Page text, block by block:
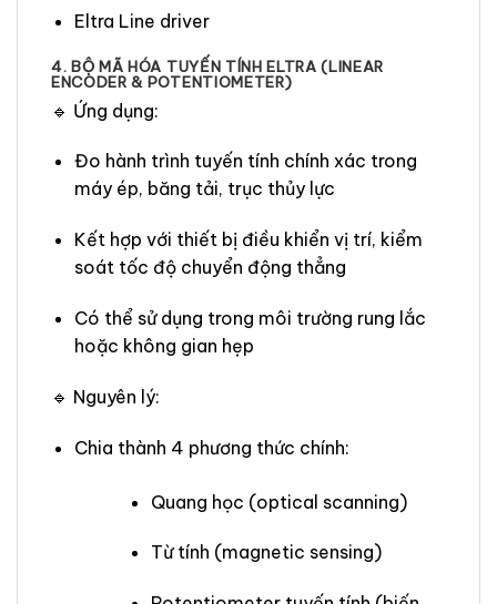
Eltra Line driver
4. BỘ MÃ HÓA TUYẾN TÍNH ELTRA (LINEAR
ENCODER & POTENTIOMETER)
🔹 Ứng dụng:
Đo hành trình tuyến tính chính xác trong
máy ép, băng tải, trục thủy lực
Kết hợp với thiết bị điều khiển vị trí, kiểm
soát tốc độ chuyển động thẳng
Có thể sử dụng trong môi trường rung lắc
hoặc không gian hẹp
🔹 Nguyên lý:
Chia thành 4 phương thức chính:
Quang học (optical scanning)
Từ tính (magnetic sensing)